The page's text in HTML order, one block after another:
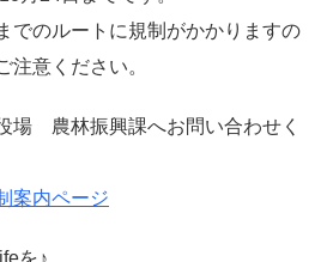
でのルートに規制がかかりますの
注意ください。
場 農林振興課へお問い合わせく
案内ページ